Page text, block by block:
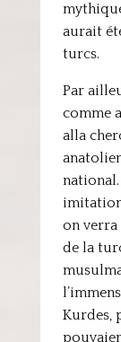
aurait
turcs.
Par
comme
alla
national.
on
de la
Kurdes,